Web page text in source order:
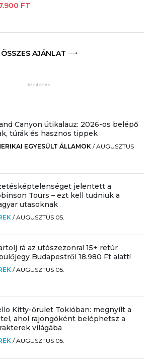
FT
ÖSSZES AJÁNLAT
Canyon útikalauz: 2026-os belépő
túrák és hasznos tippek
EGYESÜLT ÁLLAMOK /AUGUSZTUS
jelentett a
Tours – ezt kell tudniuk a
utasoknak
/AUGUSZTUS 05.
rá az utószezonra! 15+ retúr
Budapestről 18.980 Ft alatt!
/AUGUSZTUS 05.
Kitty-őrület Tokióban: megnyílt a
ahol rajongóként beléphetsz a
világába
/AUGUSZTUS 05.